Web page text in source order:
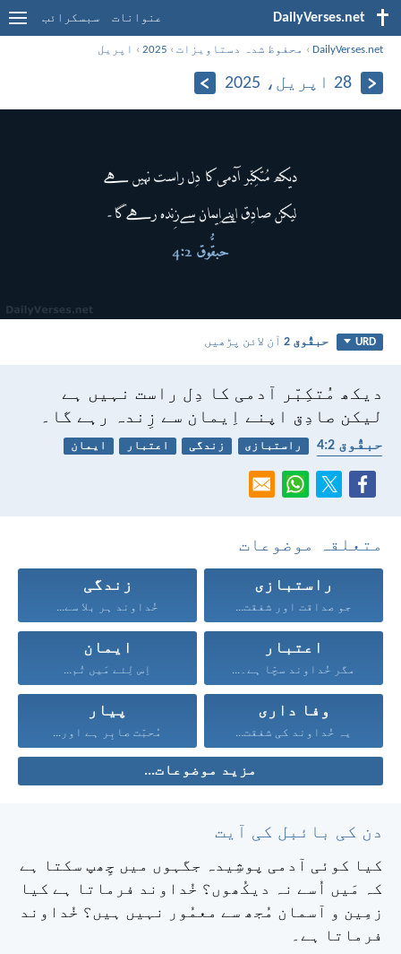
DailyVerses.net عنوانات سبسکرائب
DailyVerses.net
› محفوظ شدہ دستاویزات ›
2025
› اپریل
28 اپریل، 2025
URD حبقُّوق 2 آن لائن پڑھیں
دیکھ مُتکِبّر آدمی کا دِل راست نہیں ہے
لیکن صادِق اپنے اِیمان سے زِندہ رہے گا۔
حبقُّوق 2:‏4 راستبازی زندگی اعتبار
ایمان
متعلقہ موضوعات
راستبازی
جو صداقت اور شفقت...
زندگی
خُداوند ہر بلا سے...
اعتبار
مگر خُداوند سچّا ہے۔...
ایمان
اِس لِئے مَیں تُم...
وفا داری
یہ خُداوند کی شفقت...
پیار
مُحبّت صابِر ہے اور...
مزید موضوعات...
دن کی بائبل کی آیت
کیا کوئی آدمی پوشِیدہ جگہوں میں چِھپ سکتا ہے
کہ مَیں اُسے نہ دیکُھوں؟ خُداوند فرماتا ہے کیا
زمِین و آسمان مُجھ سے معمُور نہیں ہیں؟ خُداوند
فرماتا ہے۔